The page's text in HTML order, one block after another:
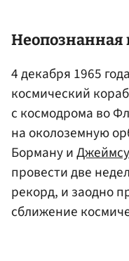
Неопознанная
4 декабря 1965
космический
с космодрома во
на околоземную
Борману и
провести две
рекорд, и заодно
сближение